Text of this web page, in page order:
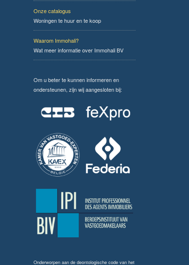
Onze catalogus
Woningen te huur en te koop
Waarom Immohali?
Wat meer informatie over Immohali BV
Om u beter te kunnen informeren en
ondersteunen, zijn wij aangesloten bij:
Onderworpen aan de deontologische code van het